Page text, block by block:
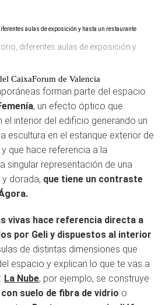
diferentes aulas de exposición y
CaixaForum de Valencia
forman parte del espacio.
, un efecto óptico que
el interior del edificio generando un
escultura en el estanque exterior de
y que hace referencia a la
singular representación de una
dorada, que tiene un contraste
vivas hace referencia directa a
por Geli y dispuestos al interior
de distintas dimensiones que
espacio y explican lo que te vas a
La Nube, por ejemplo, se construye
con suelo de fibra de vidrio o